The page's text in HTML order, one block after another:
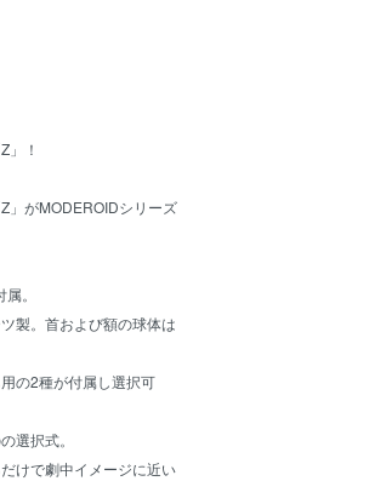
」！
」がMODEROIDシリーズ
。
製。首および額の球体は
の2種が付属し選択可
選択式。
けで劇中イメージに近い